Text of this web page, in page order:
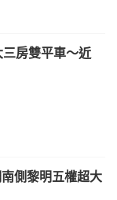
房雙平車～近
側黎明五權超大